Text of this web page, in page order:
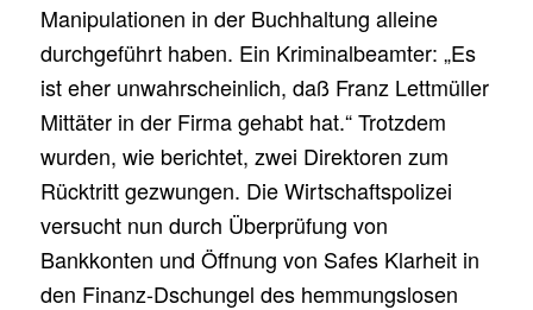
Manipulationen in der Buchhaltung alleine
durchgeführt haben. Ein Kriminalbeamter: „Es
ist eher unwahrscheinlich, daß Franz Lettmüller
Mittäter in der Firma gehabt hat.“ Trotzdem
wurden, wie berichtet, zwei Direktoren zum
Rücktritt gezwungen. Die Wirtschaftspolizei
versucht nun durch Überprüfung von
Bankkonten und Öffnung von Safes Klarheit in
den Finanz-Dschungel des hemmungslosen